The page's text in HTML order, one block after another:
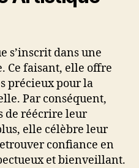
s’inscrit dans une
Ce faisant, elle offre
précieux pour la
Par conséquent,
de réécrire leur
elle célèbre leur
confiance en
et bienveillant.